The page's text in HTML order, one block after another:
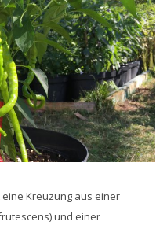
eine Kreuzung aus einer
und einer